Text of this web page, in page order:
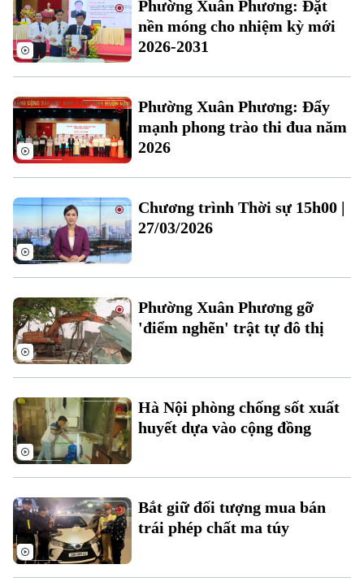
Theo dõi Hà Nội On
Đất đai
Kinh nghiệm
Xe máy
Thị trường
Tuyển sinh
Hướng nghiệp
Tin tức
Di tích
Sức khỏe
Y tế
Dinh dưỡng
Tư vấn sức khỏe
Bóng đá
Quần vợt
Golf
Giải trí
Sao
Điện ảnh
Âm nhạc
Đã phát sóng
Phường Xuân Phương: Đặt
nền móng cho nhiệm kỳ mới
2026-2031
Phường Xuân Phương: Đẩy
mạnh phong trào thi đua năm
2026
Chương trình Thời sự 15h00 |
27/03/2026
Phường Xuân Phương gỡ
'điểm nghẽn' trật tự đô thị
Hà Nội phòng chống sốt xuất
huyết dựa vào cộng đồng
Bắt giữ đối tượng mua bán
trái phép chất ma túy